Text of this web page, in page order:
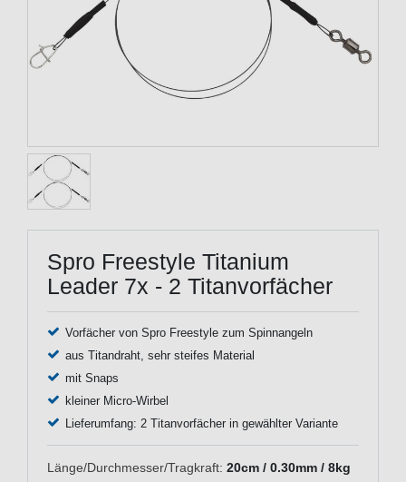
Spro Freestyle Titanium
Leader 7x - 2 Titanvorfächer
Vorfächer von Spro Freestyle zum Spinnangeln
aus Titandraht, sehr steifes Material
mit Snaps
kleiner Micro-Wirbel
Lieferumfang: 2 Titanvorfächer in gewählter Variante
Länge/Durchmesser/Tragkraft: 20cm / 0.30mm / 8kg